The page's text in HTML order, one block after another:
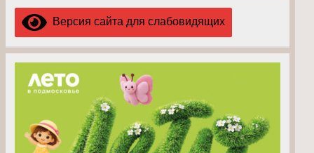
Версия сайта для слабовидящих